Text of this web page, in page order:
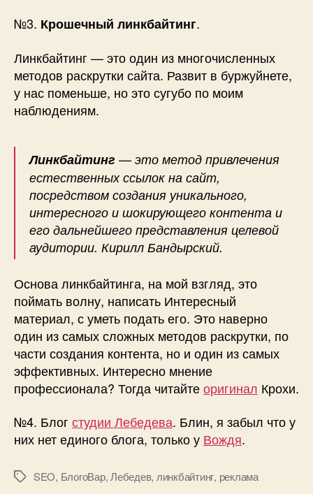
№3. Крошечный линкбайтинг.
Линкбайтинг — это один из многочисленных
методов раскрутки сайта. Развит в буржуйнете,
у нас поменьше, но это сугубо по моим
наблюдениям.
Линкбайтинг — это метод привлечения
естественных ссылок на сайт,
посредством создания уникального,
интересного и шокирующего контента и
его дальнейшего представления целевой
аудитории. Кирилл Бандырский.
Основа линкбайтинга, на мой взгляд, это
поймать волну, написать Интересный
материал, с уметь подать его. Это наверно
один из самых сложных методов раскрутки, по
части создания контента, но и один из самых
эффективных. Интересно мнение
профессионала? Тогда читайтеоригинал Крохи.
№4. Блог студии Лебедева. Блин, я забыл что у
них нет единого блога, только у Вождя.
МеткиSEO, БлогоВар,Лебедев, линкбайтинг, реклама